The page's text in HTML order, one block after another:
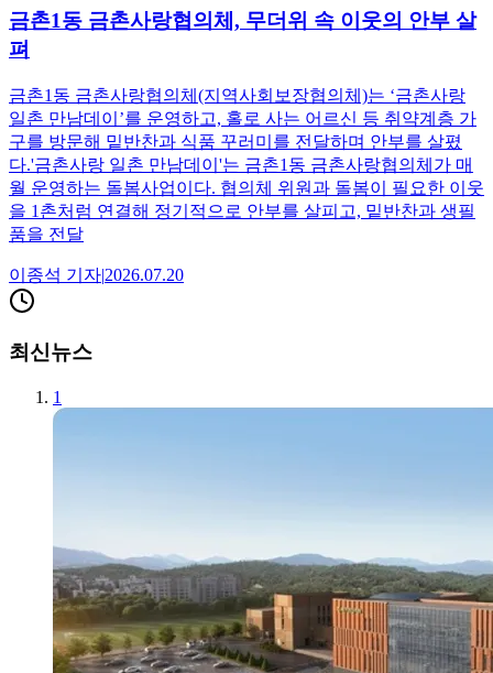
금촌1동 금촌사랑협의체, 무더위 속 이웃의 안부 살
펴
금촌1동 금촌사랑협의체(지역사회보장협의체)는 ‘금촌사랑
일촌 만남데이’를 운영하고, 홀로 사는 어르신 등 취약계층 가
구를 방문해 밑반찬과 식품 꾸러미를 전달하며 안부를 살폈
다.'금촌사랑 일촌 만남데이'는 금촌1동 금촌사랑협의체가 매
월 운영하는 돌봄사업이다. 협의체 위원과 돌봄이 필요한 이웃
을 1촌처럼 연결해 정기적으로 안부를 살피고, 밑반찬과 생필
품을 전달
이종석 기자|2026.07.20
최신뉴스
1